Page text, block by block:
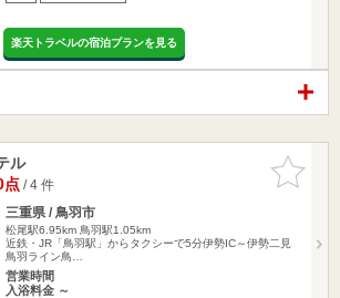
楽天トラベルの宿泊プランを見る
お気に入
りに追加
ル
点/ 4 件
三重県 / 鳥羽市
松尾駅6.95km 鳥羽駅1.05km
近鉄・JR「鳥羽駅」からタクシーで5分伊勢IC～伊勢二見
鳥羽ライン鳥…
営業時間
入浴料金 ～